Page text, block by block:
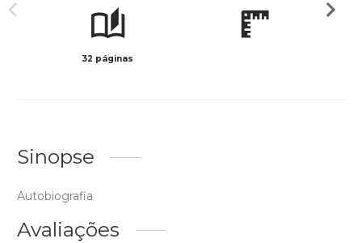
32 páginas
Sinopse
Autobiografia
Avaliações